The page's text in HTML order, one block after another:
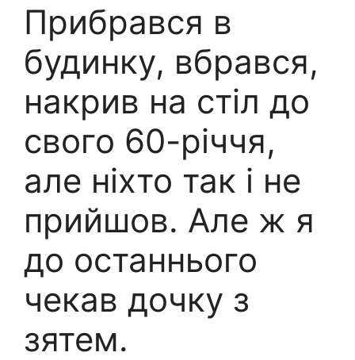
Прибрався в
будинку, вбрався,
накрив на стіл до
свого 60-річчя,
але ніхто так і не
прийшов. Але ж я
до останнього
чекав дочку з
зятем.